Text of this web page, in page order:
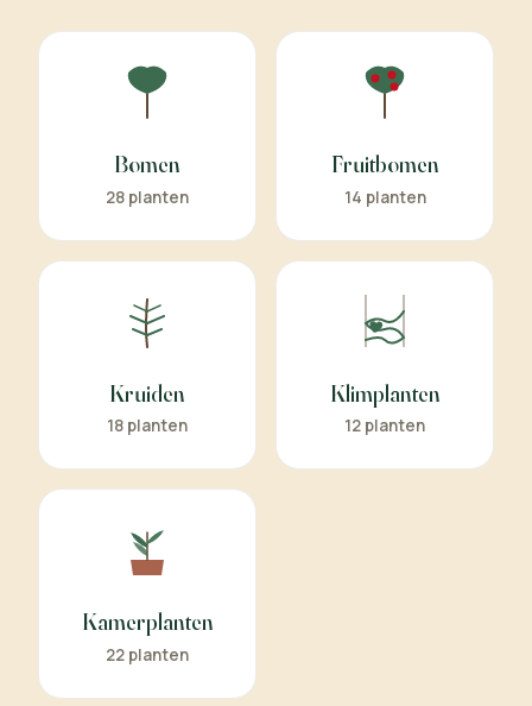
Bomen
28 planten
Fruitbomen
14 planten
Kruiden
18 planten
Klimplanten
12 planten
Kamerplanten
22 planten